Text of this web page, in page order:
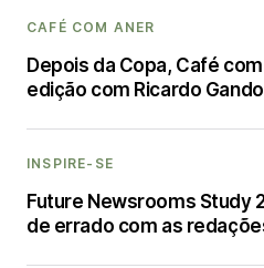
CAFÉ COM ANER
Depois da Copa, Café
edição com Ricardo
INSPIRE-SE
Future Newsrooms Study
de errado com as